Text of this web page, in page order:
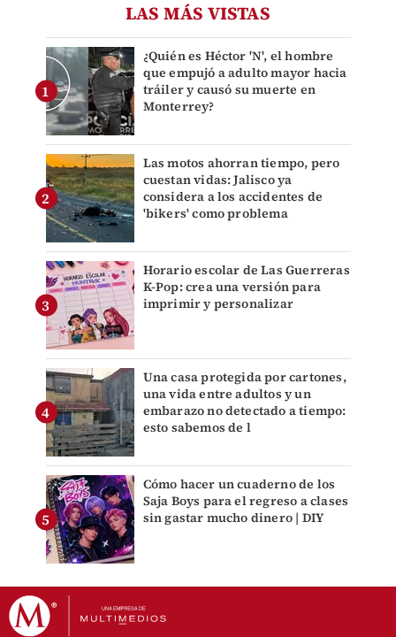
LAS MÁS VISTAS
¿Quién es Héctor 'N', el hombre
que empujó a adulto mayor hacia
tráiler y causó su muerte en
Monterrey?
Las motos ahorran tiempo, pero
cuestan vidas: Jalisco ya
considera a los accidentes de
'bikers' como problema
Horario escolar de Las Guerreras
K-Pop: crea una versión para
imprimir y personalizar
Una casa protegida por cartones,
una vida entre adultos y un
embarazo no detectado a tiempo:
esto sabemos de l
Cómo hacer un cuaderno de los
Saja Boys para el regreso a clases
sin gastar mucho dinero | DIY